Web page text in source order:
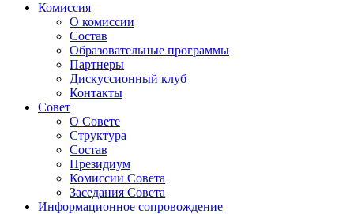
Комиссия
О комиссии
Состав
Образовательные программы
Партнеры
Дискуссионный клуб
Контакты
Совет
О Совете
Структура
Состав
Президиум
Комиссии Совета
Заседания Совета
Информационное сопровождение